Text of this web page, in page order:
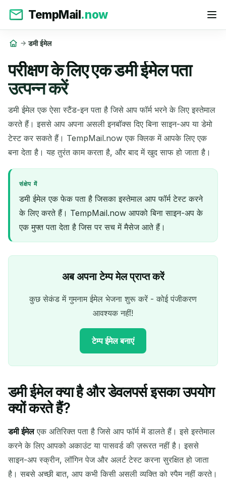
TempMail.now
डमी ईमेल
परीक्षण के लिए एक डमी ईमेल पता
उत्पन्न करें
डमी ईमेल एक ऐसा स्टैंड-इन पता है जिसे आप फॉर्म भरने के लिए इस्तेमाल
करते हैं। इससे आप अपना असली इनबॉक्स दिए बिना साइन-अप या डेमो
टेस्ट कर सकते हैं। TempMail.now एक क्लिक में आपके लिए एक
बना देता है। यह तुरंत काम करता है, और बाद में खुद साफ हो जाता है।
संक्षेप में
डमी ईमेल एक फेक पता है जिसका इस्तेमाल आप फॉर्म टेस्ट करने
के लिए करते हैं। TempMail.now आपको बिना साइन-अप के
एक मुफ्त पता देता है जिस पर सच में मैसेज आते हैं।
अब अपना टेम्प मेल प्राप्त करें
कुछ सेकंड में गुमनाम ईमेल भेजना शुरू करें - कोई पंजीकरण
आवश्यक नहीं!
टेम्प ईमेल बनाएं
आपका अस्थायी ईमेल पता:
कॉपी QR
डमी ईमेल क्या है और डेवलपर्स इसका उपयोग
क्यों करते हैं?
डमी ईमेलएक अतिरिक्त पता है जिसे आप फॉर्म में डालते हैं। इसे इस्तेमाल
करने के लिए आपको अकाउंट या पासवर्ड की ज़रूरत नहीं है। इससे
साइन-अप स्क्रीन, लॉगिन पेज और अलर्ट टेस्ट करना सुरक्षित हो जाता
है। सबसे अच्छी बात, आप कभी किसी असली व्यक्ति को स्पैम नहीं करते।